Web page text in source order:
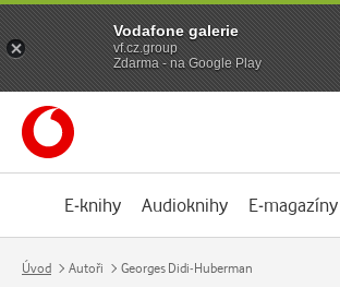
E-knihy Audioknihy E-magazíny
Úvod Autoři Georges Didi-Huberman
Vodafone galerie
vf.cz.group
Zdarma - na Google Play